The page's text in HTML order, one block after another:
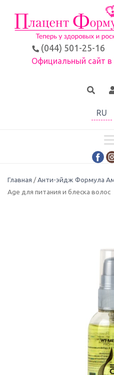
(044) 501-25-16
Официальный сайт в
RU
Главная /Анти-эйдж Формула
Age для питания и блеска волос